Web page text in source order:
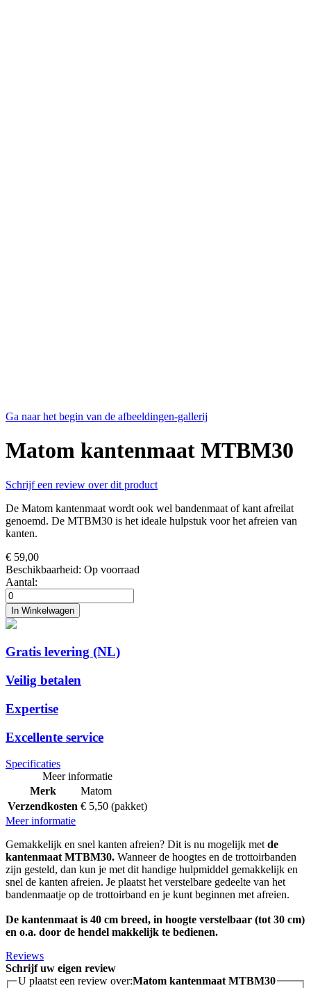
Ga naar het begin van de afbeeldingen-gallerij
Matom kantenmaat MTBM30
Schrijf een review over dit product
De Matom kantenmaat wordt ook wel bandenmaat of kant afreilat
genoemd. De MTBM30 is het ideale hulpstuk voor het afreien van
kanten.
€ 59,00
Beschikbaarheid: Op voorraad
Aantal:
In Winkelwagen
Gratis levering (NL)
Veilig betalen
Expertise
Excellente service
Specificaties
Meer informatie
Merk
Matom
Verzendkosten € 5,50 (pakket)
Meer informatie
Gemakkelijk en snel kanten afreien? Dit is nu mogelijk met de
kantenmaat MTBM30. Wanneer de hoogtes en de trottoirbanden
zijn gesteld, dan kun je met dit handige hulpmiddel gemakkelijk en
snel de kanten afreien. Je plaatst het verstelbare gedeelte van het
bandenmaatje op de trottoirband en je kunt beginnen met afreien.
De kantenmaat is 40 cm breed, in hoogte verstelbaar (tot 30 cm)
en o.a. door de hendel makkelijk te bedienen.
Reviews
Schrijf uw eigen review
U plaatst een review over:Matom kantenmaat MTBM30